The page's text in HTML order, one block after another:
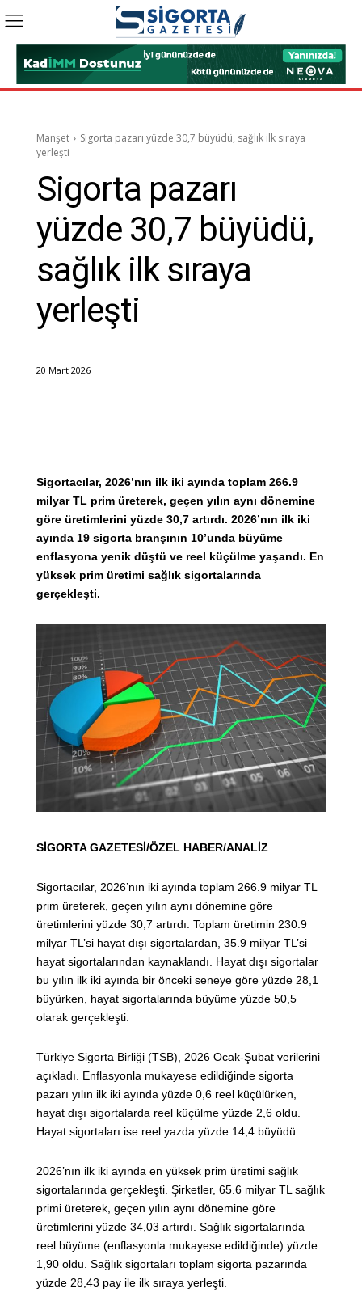
Manşet
Sigorta pazarı yüzde 30,7 büyüdü, sağlık ilk sıraya
yerleşti
Sigorta pazarı
yüzde 30,7 büyüdü,
sağlık ilk sıraya
yerleşti
20 Mart 2026
Sigortacılar, 2026’nın ilk iki ayında toplam 266.9
milyar TL prim üreterek, geçen yılın aynı dönemine
göre üretimlerini yüzde 30,7 artırdı. 2026’nın ilk iki
ayında 19 sigorta branşının 10’unda büyüme
enflasyona yenik düştü ve reel küçülme yaşandı. En
yüksek prim üretimi sağlık sigortalarında
gerçekleşti.
SİGORTA GAZETESİ/ÖZEL HABER/ANALİZ
Sigortacılar, 2026’nın iki ayında toplam 266.9 milyar TL
prim üreterek, geçen yılın aynı dönemine göre
üretimlerini yüzde 30,7 artırdı. Toplam üretimin 230.9
milyar TL’si hayat dışı sigortalardan, 35.9 milyar TL’si
hayat sigortalarından kaynaklandı. Hayat dışı sigortalar
bu yılın ilk iki ayında bir önceki seneye göre yüzde 28,1
büyürken, hayat sigortalarında büyüme yüzde 50,5
olarak gerçekleşti.
Türkiye Sigorta Birliği (TSB), 2026 Ocak-Şubat verilerini
açıkladı. Enflasyonla mukayese edildiğinde sigorta
pazarı yılın ilk iki ayında yüzde 0,6 reel küçülürken,
hayat dışı sigortalarda reel küçülme yüzde 2,6 oldu.
Hayat sigortaları ise reel yazda yüzde 14,4 büyüdü.
2026’nın ilk iki ayında en yüksek prim üretimi sağlık
sigortalarında gerçekleşti. Şirketler, 65.6 milyar TL sağlık
primi üreterek, geçen yılın aynı dönemine göre
üretimlerini yüzde 34,03 artırdı. Sağlık sigortalarında
reel büyüme (enflasyonla mukayese edildiğinde) yüzde
1,90 oldu. Sağlık sigortaları toplam sigorta pazarında
yüzde 28,43 pay ile ilk sıraya yerleşti.